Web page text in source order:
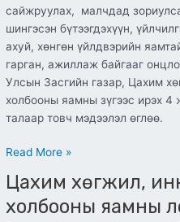
сайжруулах, малчдад
шингэсэн бүтээгдэхүүн,
ахуй, хөнгөн үйлдвэрийн
гарган, ажиллаж байгааг
Улсын Засгийн газар, Цахим
холбооны яамны зүгээс ирэх
талаар товч мэдээлэл өглөө.
Read More »
Цахим хөгжил,
холбооны яамны
Цахим
хөгжил,
инновац,